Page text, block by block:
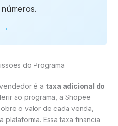
→
do Programa
é a taxa adicional do
ao programa, a Shopee
o valor de cada venda,
plataforma. Essa taxa financia